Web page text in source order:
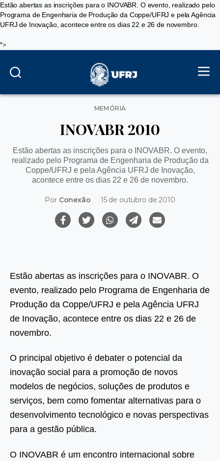
Estão abertas as inscrições para o INOVABR. O evento, realizado pelo
Programa de Engenharia de Produção da Coppe/UFRJ e pela Agência
UFRJ de Inovação, acontece entre os dias 22 e 26 de novembro.
">
Categorias
MEMÓRIA
INOVABR 2010
Estão abertas as inscrições para o INOVABR. O evento,
realizado pelo Programa de Engenharia de Produção da
Coppe/UFRJ e pela Agência UFRJ de Inovação,
acontece entre os dias 22 e 26 de novembro.
Por Conexão 15 de outubro de 2010
Estão abertas as inscrições para o INOVABR. O
evento, realizado pelo Programa de Engenharia de
Produção da Coppe/UFRJ e pela Agência UFRJ
de Inovação, acontece entre os dias 22 e 26 de
novembro.
O principal objetivo é debater o potencial da
inovação social para a promoção de novos
modelos de negócios, soluções de produtos e
serviços, bem como fomentar alternativas para o
desenvolvimento tecnológico e novas perspectivas
para a gestão pública.
O INOVABR é um encontro internacional sobre